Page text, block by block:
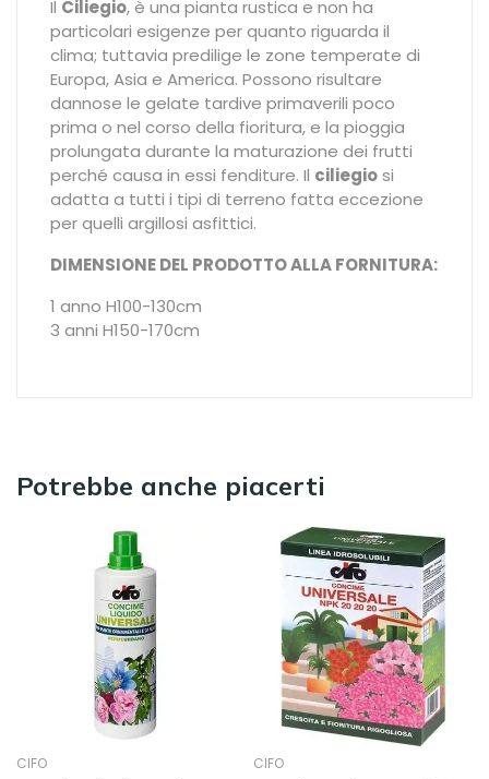
Il Ciliegio, è una pianta rustica e non ha
particolari esigenze per quanto riguarda il
clima; tuttavia predilige le zone temperate di
Europa, Asia e America. Possono risultare
dannose le gelate tardive primaverili poco
prima o nel corso della fioritura, e la pioggia
prolungata durante la maturazione dei frutti
perché causa in essi fenditure. Il ciliegiosi
adatta a tutti i tipi di terreno fatta eccezione
per quelli argillosi asfittici.
DIMENSIONE DEL PRODOTTO ALLA FORNITURA:
1 anno H100-130cm
3 anni H150-170cm
Potrebbe anche piacerti
CIFO CIFO